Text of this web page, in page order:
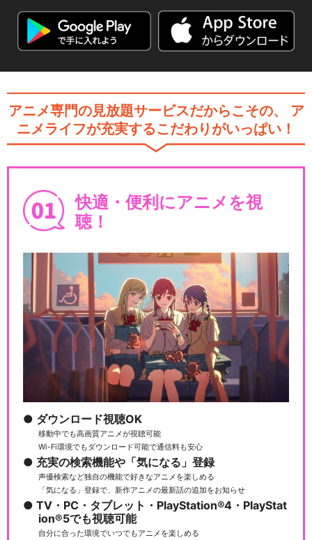
アニメ専門の見放題サービスだからこその、
ア
ニメライフが充実するこだわりがいっぱい！
快適・便利にアニメを視
聴！
ダウンロード視聴OK
移動中でも高画質アニメが視聴可能
Wi-Fi環境でもダウンロード可能で通信料も安心
充実の検索機能や「気になる」登録
声優検索など独自の機能で好きなアニメを楽しめる
「気になる」登録で、新作アニメの最新話の追加をお知らせ
TV・PC・タブレット・PlayStation®4・PlayStat
ion®5でも視聴可能
自分に合った環境でいつでもアニメを楽しめる